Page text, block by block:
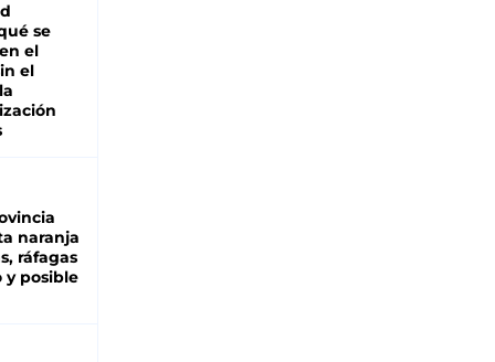
se
el
el
naranja
ráfagas
y posible